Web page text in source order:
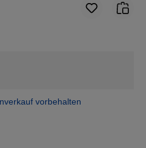
vorbehalten